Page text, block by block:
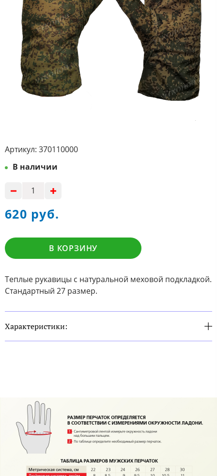
Артикул: 370110000
В наличии
620 руб.
В КОРЗИНУ
Теплые рукавицы с натуральной меховой подкладкой.
Стандартный 27 размер.
Характеристики: